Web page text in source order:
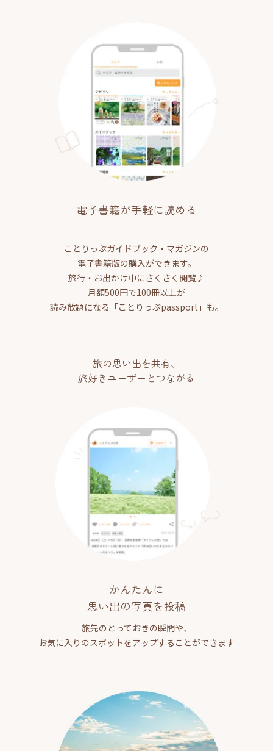
電子書籍が手軽に読める
ことりっぷガイドブック・マガジンの
電子書籍版の購入ができます。
旅行・お出かけ中にさくさく閲覧♪
月額500円で100冊以上が
読み放題になる「ことりっぷpassport」も。
旅の思い出を共有、
旅好きユーザーとつながる
かんたんに
思い出の写真を投稿
旅先のとっておきの瞬間や、
お気に入りのスポットをアップすることができます